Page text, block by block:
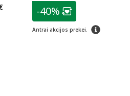
nuolaida:
patarimas
Lojalumo klubo
-40%
Antrai akcijos prekei. patarimas